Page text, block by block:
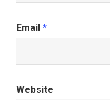
Email *
Website